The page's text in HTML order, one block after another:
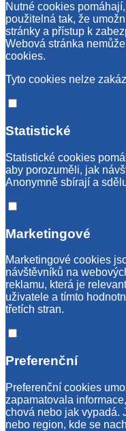
Nutné cookies
použitelná tak, že
stránky a přístup k
Webová stránka
cookies.
Tyto cookies nelze
Statistické
Statistické cookies
aby porozuměli, jak
Anonymně sbírají a
Marketingové
Marketingové cookies
návštěvníků na
reklamu, která je
uživatele a tímto
třetích stran.
Preferenční
Preferenční cookies
zapamatovala
chová nebo jak vypadá.
nebo region, kde se